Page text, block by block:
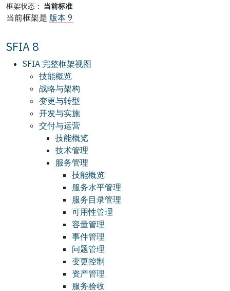
框架状态： 当前标准
当前框架是 版本 9
SFIA 8
SFIA 完整框架视图
技能概览
战略与架构
变更与转型
开发与实施
交付与运营
技能概览
技术管理
服务管理
技能概览
服务水平管理
服务目录管理
可用性管理
容量管理
事件管理
问题管理
变更控制
资产管理
服务验收